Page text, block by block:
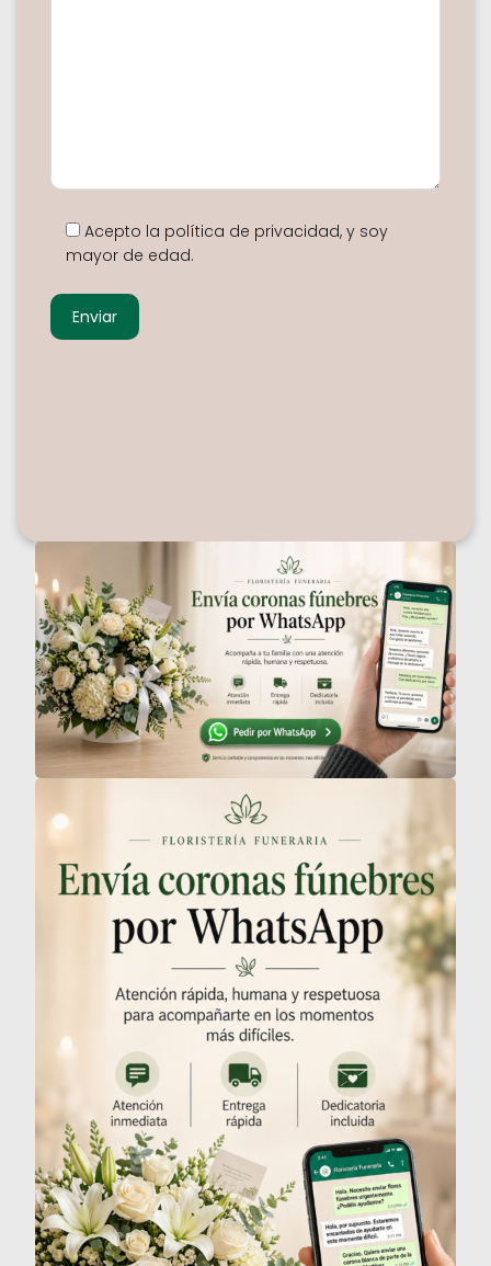
Acepto la política de privacidad, y soy
mayor de edad.